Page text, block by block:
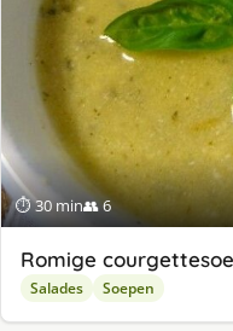
⏱ 30 min👥 6
Romige
Salades Soepen